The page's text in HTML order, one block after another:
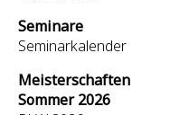
Seminare
Seminarkalender
Meisterschaften
Sommer 2026